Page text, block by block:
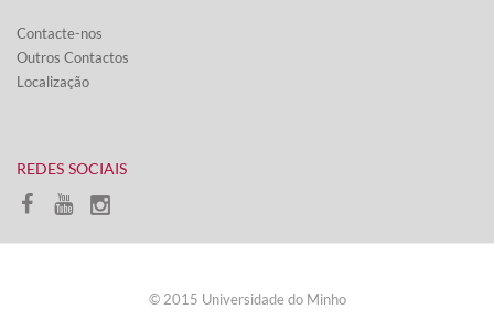
Contacte-nos​​​
Outros Contactos
Localização
​REDES SOCIAIS
​© 2015 Universidade do Minho​